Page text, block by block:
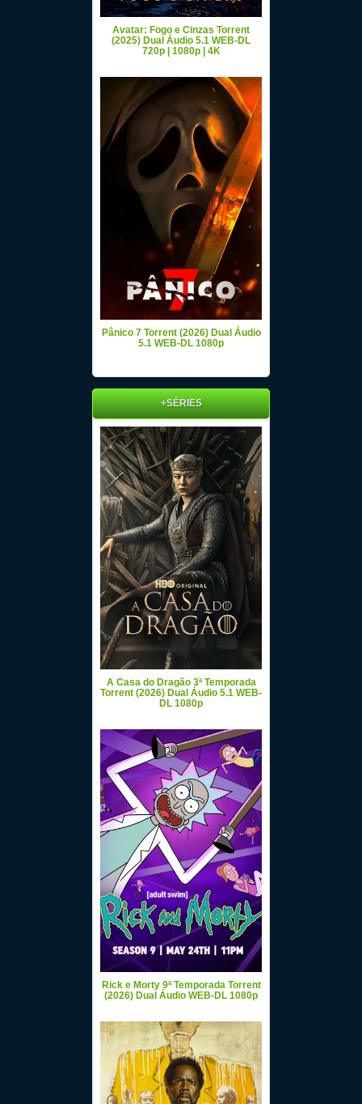
Avatar: Fogo e Cinzas Torrent
(2025) Dual Áudio 5.1 WEB-DL
720p | 1080p | 4K
Pânico 7 Torrent (2026) Dual Áudio
5.1 WEB-DL 1080p
+SÉRIES
A Casa do Dragão 3ª Temporada
Torrent (2026) Dual Áudio 5.1 WEB-
DL 1080p
Rick e Morty 9ª Temporada Torrent
(2026) Dual Áudio WEB-DL 1080p